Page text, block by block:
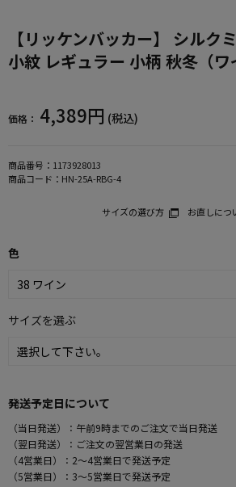
【リッケンバッカー】 シルク
小紋 レギュラー 小柄 秋冬（ワ
価格： 4,389円 (税込)
商品番号： 1173928013
商品コード： HN-25A-RBG-4
サイズの選び方 お直しにつ
色
サイズを選ぶ
発送予定日について
（当日発送）：午前9時までのご注文で当日発送
（翌日発送）：ご注文の翌営業日の発送
（4営業日）：2～4営業日で発送予定
（5営業日）：3～5営業日で発送予定